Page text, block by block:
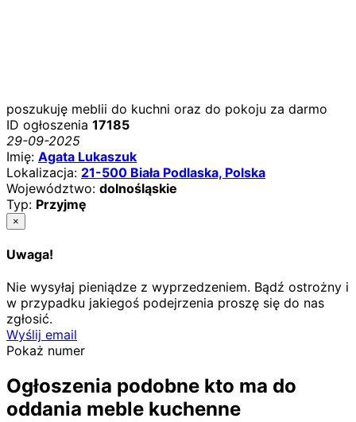
poszukuję meblii do kuchni oraz do pokoju za darmo
ID ogłoszenia 17185
29-09-2025
Imię: Agata Lukaszuk
Lokalizacja: 21-500 Biała Podlaska, Polska
Województwo: dolnośląskie
Typ: Przyjmę
×
Uwaga!
Nie wysyłaj pieniądze z wyprzedzeniem. Bądź ostrożny i
w przypadku jakiegoś podejrzenia proszę się do nas
zgłosić.
Wyślij email
Pokaż numer
Ogłoszenia podobne kto ma do
oddania meble kuchenne